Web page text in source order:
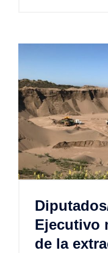
Ejecutivo
de la